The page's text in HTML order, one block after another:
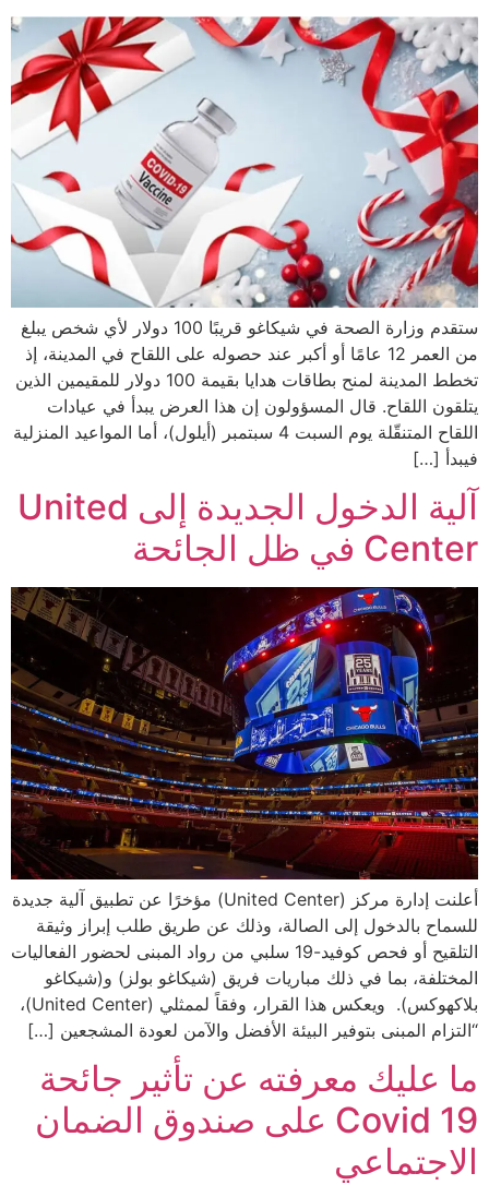
ستقدم وزارة الصحة في شيكاغو قريبًا 100 دولار لأي شخص يبلغ
من العمر 12 عامًا أو أكبر عند حصوله على اللقاح في المدينة، إذ
تخطط المدينة لمنح بطاقات هدايا بقيمة 100 دولار للمقيمين الذين
يتلقون اللقاح. قال المسؤولون إن هذا العرض يبدأ في عيادات
اللقاح المتنقّلة يوم السبت 4 سبتمبر (أيلول)، أما المواعيد المنزلية
فيبدأ […]
آلية الدخول الجديدة إلى United
Center في ظل الجائحة
أعلنت إدارة مركز (United Center) مؤخرًا عن تطبيق آلية جديدة
للسماح بالدخول إلى الصالة، وذلك عن طريق طلب إبراز وثيقة
التلقيح أو فحص كوفيد-19 سلبي من رواد المبنى لحضور الفعاليات
المختلفة، بما في ذلك مباريات فريق (شيكاغو بولز) و(شيكاغو
بلاكهوكس). ويعكس هذا القرار، وفقاً لممثلي (United Center)،
“التزام المبنى بتوفير البيئة الأفضل والآمن لعودة المشجعين […]
ما عليك معرفته عن تأثير جائحة
Covid 19 على صندوق الضمان
الاجتماعي